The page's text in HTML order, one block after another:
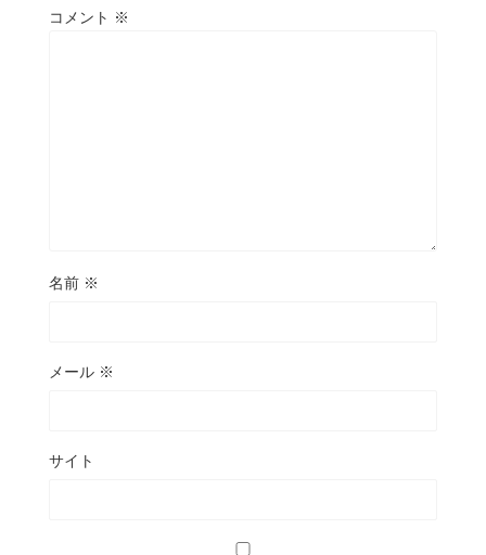
コメント ※
名前 ※
メール ※
サイト